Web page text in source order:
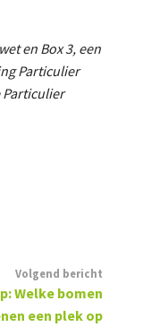
en Box 3, een
Particulier
Particulier
Volgend bericht
Welke bomen
een plek op